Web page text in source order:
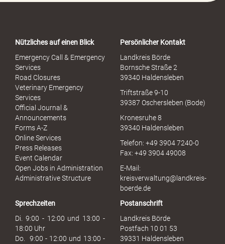
o
u
h
Nützliches auf einen Blick
Emergency Call & Emergency
Services
Road Closures
Veterinary Emergency
Services
Official Journal &
Announcements
Forms A-Z
Online Services
Press Releases
Event Calendar
Open Jobs in Administration
Administrative Structure
Persönlicher Kontakt
Landkreis Börde
Bornsche Straße 2
39340 Haldensleben
Triftstraße 9-10
39387 Oschersleben (Bode)
Kronesruhe 8
39340 Haldensleben
Telefon: +49 3904 7240-0
Fax: +49 3904 49008
E-Mail:
kreisverwaltung@landkreis-
boerde.de
Sprechzeiten
Di. 9:00 - 12:00 und 13:00 -
18:00 Uhr
Do. 9:00 - 12:00 und 13:00 -
Postanschrift
Landkreis Börde
Postfach 10 01 53
39331 Haldensleben